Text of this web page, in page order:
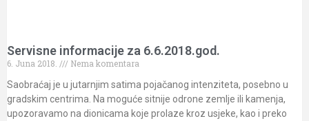
Servisne informacije za 6.6.2018.god.
6. Juna 2018.
Nema komentara
Saobraćaj je u jutarnjim satima pojačanog intenziteta, posebno u
gradskim centrima. Na moguće sitnije odrone zemlje ili kamenja,
upozoravamo na dionicama koje prolaze kroz usjeke, kao i preko